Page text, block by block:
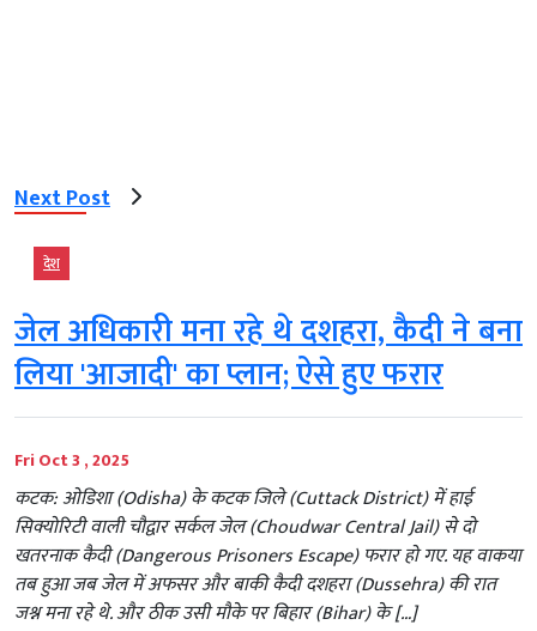
Next Post
देश
जेल अधिकारी मना रहे थे दशहरा, कैदी ने बना
लिया 'आजादी' का प्लान; ऐसे हुए फरार
Fri Oct 3 , 2025
कटक: ओडिशा (Odisha) के कटक जिले (Cuttack District) में हाई
सिक्योरिटी वाली चौद्वार सर्कल जेल (Choudwar Central Jail) से दो
खतरनाक कैदी (Dangerous Prisoners Escape) फरार हो गए. यह वाकया
तब हुआ जब जेल में अफसर और बाकी कैदी दशहरा (Dussehra) की रात
जश्न मना रहे थे. और ठीक उसी मौके पर बिहार (Bihar) के […]